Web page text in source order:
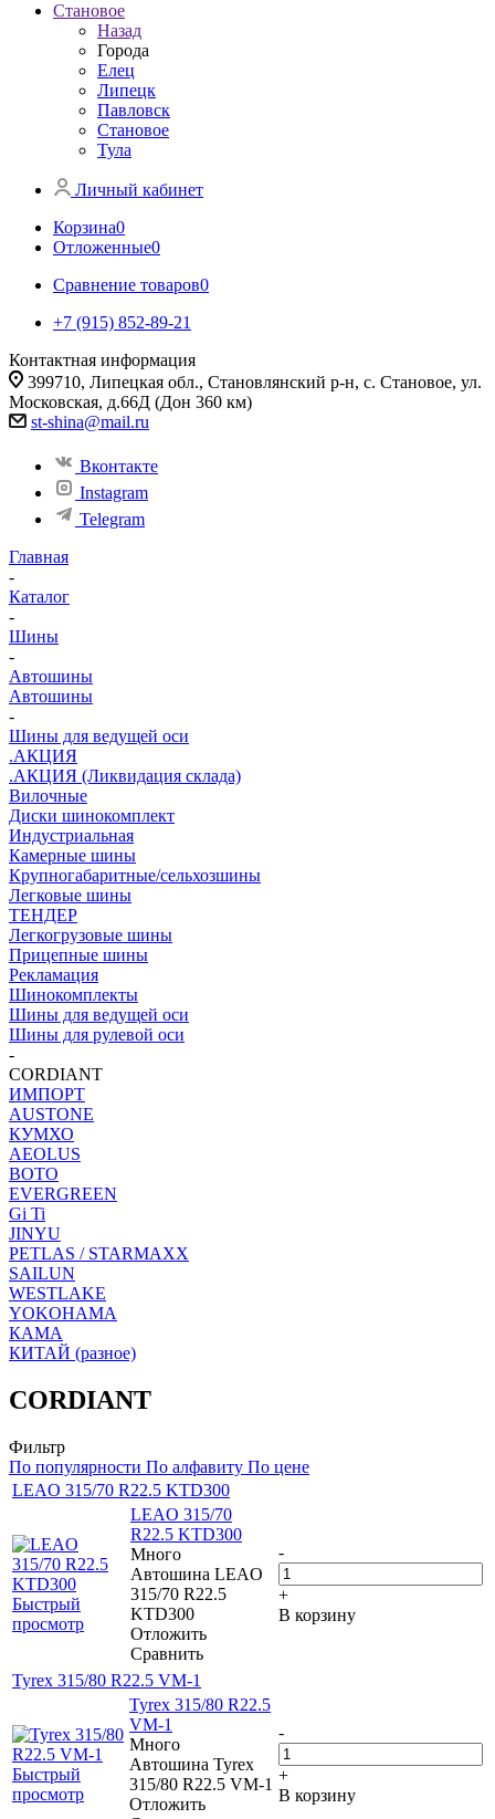
Становое
Назад
Города
Елец
Липецк
Павловск
Становое
Тула
Личный кабинет
Корзина0
Отложенные0
Сравнение товаров0
+7 (915) 852-89-21
Контактная информация
399710, Липецкая обл., Становлянский р-н, с. Становое, ул.
Московская, д.66Д (Дон 360 км)
st-shina@mail.ru
Вконтакте
Instagram
Telegram
Главная
-
Каталог
-
Шины
-
Автошины
Автошины
-
Шины для ведущей оси
.АКЦИЯ
.АКЦИЯ (Ликвидация склада)
Вилочные
Диски шинокомплект
Индустриальная
Камерные шины
Крупногабаритные/сельхозшины
Легковые шины
ТЕНДЕР
Легкогрузовые шины
Прицепные шины
Рекламация
Шинокомплекты
Шины для ведущей оси
Шины для рулевой оси
-
CORDIANT
ИМПОРТ
AUSTONE
КУМХО
AEOLUS
BOTO
EVERGREEN
Gi Ti
JINYU
PETLAS / STARMAXX
SAILUN
WESTLAKE
YOKOHAMA
КАМА
КИТАЙ (разное)
CORDIANT
Фильтр
По популярности По алфавиту По цене
LEAO 315/70 R22.5 KTD300
Быстрый
просмотр
LEAO 315/70
R22.5 KTD300
Много
Автошина LEAO
315/70 R22.5
KTD300
Отложить
Сравнить
-
+
В корзину
Tyrex 315/80 R22.5 VM-1
Быстрый
просмотр
Tyrex 315/80 R22.5
VM-1
Много
Автошина Tyrex
315/80 R22.5 VM-1
Отложить
-
+
В корзину